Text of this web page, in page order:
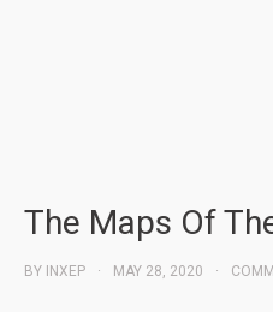
The Maps Of
BY INXEP MAY 28, 2020